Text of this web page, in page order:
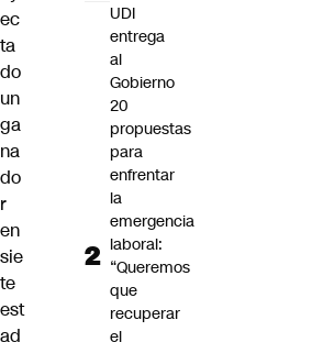
ec
ta
do
un
ga
na
do
r
en
sie
te
est
ad
UDI
entrega
al
Gobierno
20
propuestas
para
enfrentar
la
emergencia
laboral:
“Queremos
que
recuperar
el